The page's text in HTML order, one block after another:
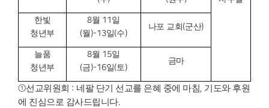
한빛
청년부
8월 11 일
(월 )-13일(수)
나포 교회 (군산)
늘품
청년부
8월 15일
(금)-16일( 토 )
금마
①선교위원회 : 네팔 단기 선교를 은혜 중에 마침, 기도와 후원
에 진심으로 감사드립니다.